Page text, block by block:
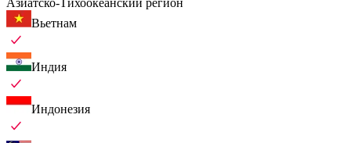
Вьетнам
Индия
Индонезия